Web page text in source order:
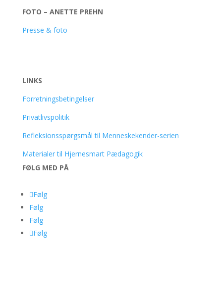
FOTO – ANETTE PREHN
Presse & foto
LINKS
Forretningsbetingelser
Privatlivspolitik
Refleksionsspørgsmål til Menneskekender-serien
Materialer til Hjernesmart Pædagogik
FØLG MED PÅ
Følg
Følg
Følg
Følg